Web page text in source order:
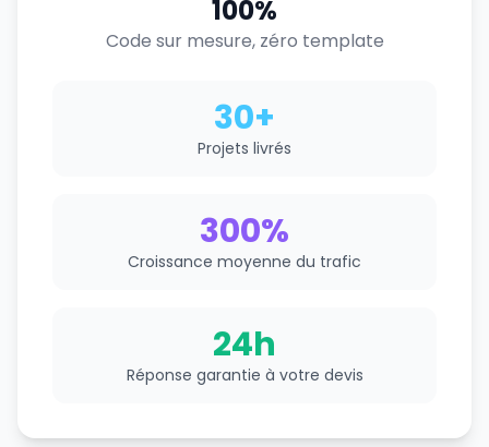
100%
Code sur mesure, zéro template
30+
Projets livrés
300%
Croissance moyenne du trafic
24h
Réponse garantie à votre devis